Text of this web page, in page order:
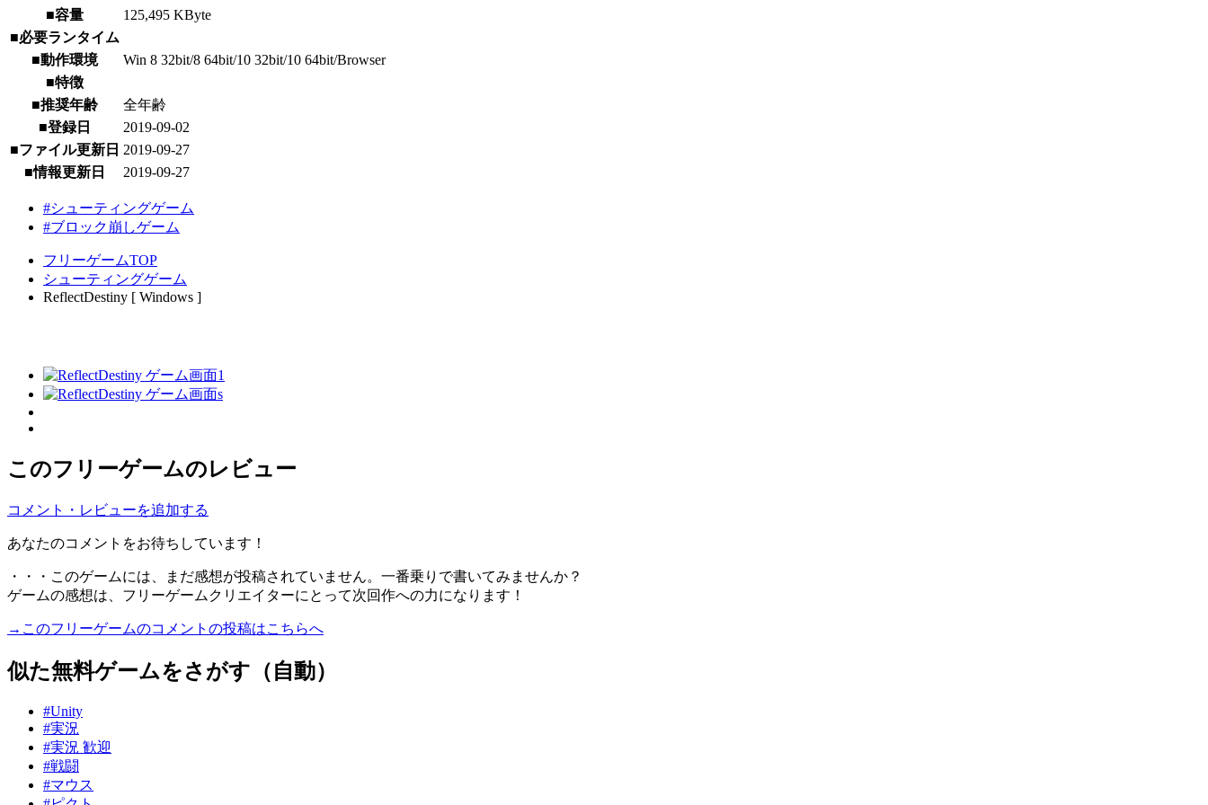
■容量
125,495 KByte
■必要ランタイム
■動作環境
Win 8 32bit/8 64bit/10 32bit/10 64bit/Browser
■特徴
■推奨年齢
全年齢
■登録日
2019-09-02
■ファイル更新日 2019-09-27
■情報更新日
2019-09-27
#シューティングゲーム
#ブロック崩しゲーム
フリーゲームTOP
シューティングゲーム
ReflectDestiny [ Windows ]
このフリーゲームのレビュー
コメント・レビューを追加する
あなたのコメントをお待ちしています！
・・・このゲームには、まだ感想が投稿されていません。一番乗りで書いてみませんか？
ゲームの感想は、フリーゲームクリエイターにとって次回作への力になります！
→このフリーゲームのコメントの投稿はこちらへ
似た無料ゲームをさがす（自動）
#Unity
#実況
#実況 歓迎
#戦闘
#マウス